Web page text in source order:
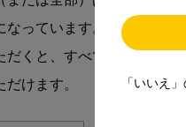
「いいえ
なっています。
くと、すべて
けます。